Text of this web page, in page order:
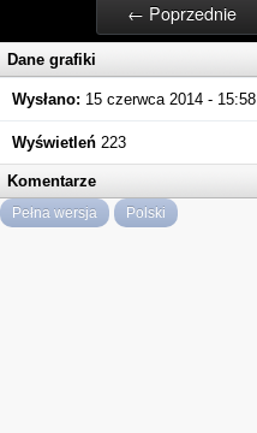
← Poprzednie
Dane grafiki
Wysłano: 15 czerwca 2014 - 15:58
Wyświetleń 223
Komentarze
Pełna wersja Polski